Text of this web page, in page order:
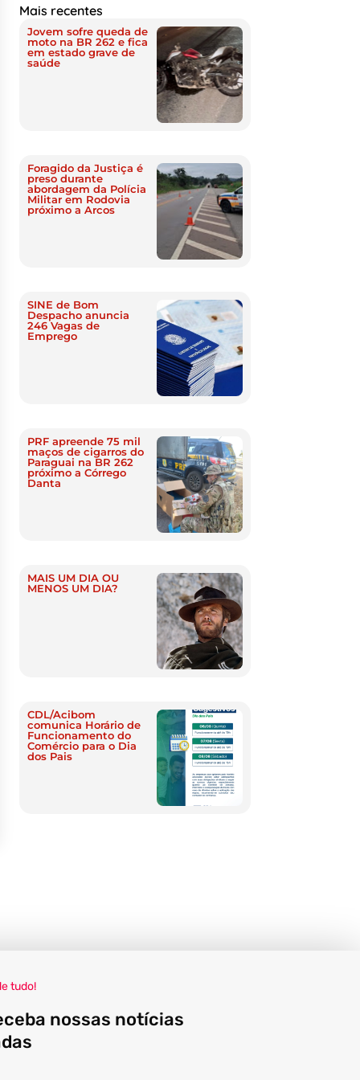
Mais recentes
Jovem sofre queda de
moto na BR 262 e fica
em estado grave de
saúde
Foragido da Justiça é
preso durante
abordagem da Polícia
Militar em Rodovia
próximo a Arcos
SINE de Bom
Despacho anuncia
246 Vagas de
Emprego
PRF apreende 75 mil
maços de cigarros do
Paraguai na BR 262
próximo a Córrego
Danta
MAIS UM DIA OU
MENOS UM DIA?
CDL/Acibom
comunica Horário de
Funcionamento do
Comércio para o Dia
dos Pais
tudo!
nossas notícias